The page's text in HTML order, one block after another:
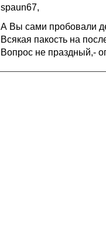
spaun67,
А Вы сами пробовали
Всякая пакость на
Вопрос не праздный,-